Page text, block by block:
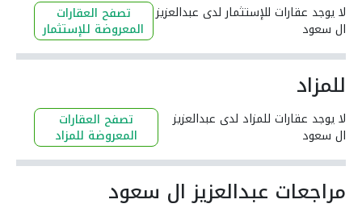
لا يوجد عقارات للإستثمار لدى عبدالعزيز
ال سعود
تصفح العقارات
المعروضة للإستثمار
للمزاد
لا يوجد عقارات للمزاد لدى عبدالعزيز
ال سعود
تصفح العقارات
المعروضة للمزاد
مراجعات عبدالعزيز ال سعود